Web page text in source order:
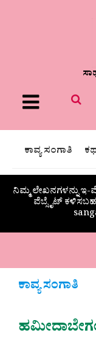
Menu
ಕಾವ್ಯ ಸಂಗಾತಿ
ನಿಮ್ಮ ಲೇಖನಗಳನ್ನು
ವೆಬ್ಸೈಟ್
ಕಾವ್ಯ ಸಂಗಾತಿ